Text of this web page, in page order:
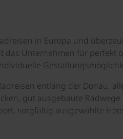
in Europa und
Unternehmen für
entlang der Donau,
gut ausgebaute
sorgfältig ausgewählte